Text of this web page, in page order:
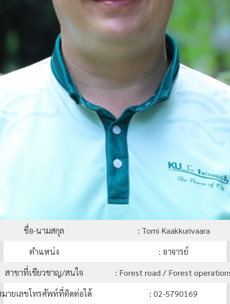
ชื่อ-นามสกุล
: Tomi Kaakkurivaara
ตำแหน่ง
: อาจารย์
สาขาที่เชียวชาญ/สนใจ
: Forest road / Forest
ายเลขโทรศัพท์ที่ติดต่อได้
: 02-5790169